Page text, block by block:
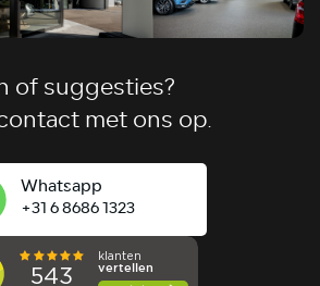
of suggesties?
met ons op.
Whatsapp
+31 6 8686 1323